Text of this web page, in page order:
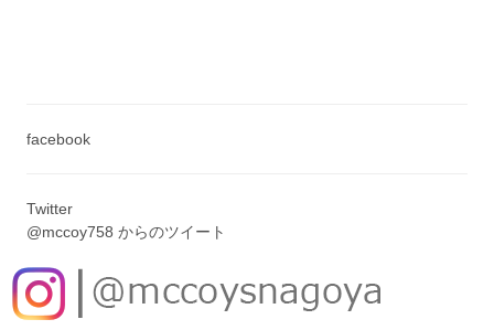
facebook
Twitter
@mccoy758 からのツイート